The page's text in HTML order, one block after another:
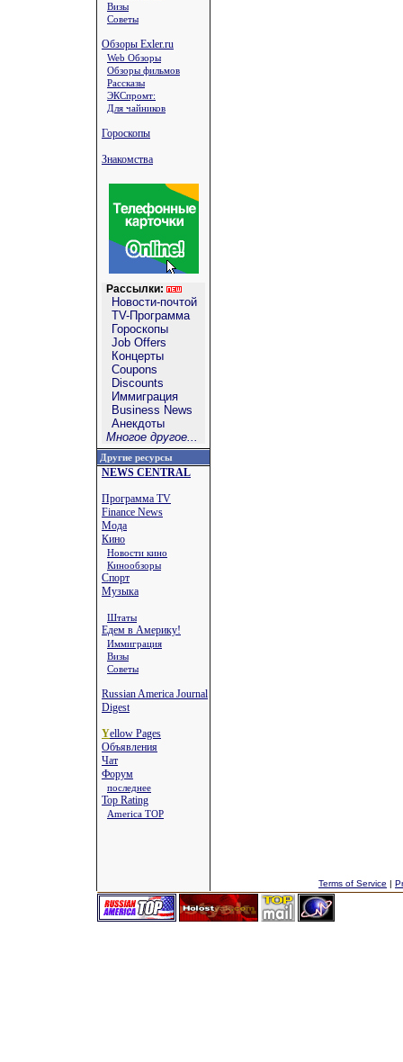
Визы
Советы
Обзоры Exler.ru
Web Обзоры
Обзоры фильмов
Рассказы
ЭКСпромт:
Для чайников
Гороскопы
Знакомства
Рассылки:
Новости-почтой
TV-Программа
Гороскопы
Job Offers
Концерты
Coupons
Discounts
Иммиграция
Business News
Анекдоты
Многое другое...
Другие ресурсы
NEWS CENTRAL
Программа TV
Finance News
Мода
Кино
Новости кино
Кинообзоры
Спорт
Музыка
Штаты
Едем в Америку!
Иммиграция
Визы
Советы
Russian America Journal
Digest
Yellow Pages
Объявления
Чат
Форум
последнее
Top Rating
America TOP
Terms of Service |